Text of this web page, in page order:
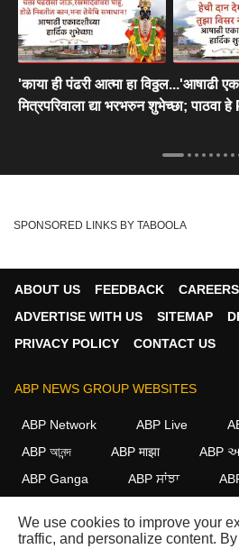
'काया ही पंढरी आत्मा हा विठ्ठल...'आषाढी
मित्रपरिवाला द्या भरभरुन शुभेच्छा; पाठवा
SPONSORED LINKS BY TABOOLA
ABOUT US FEEDBACK
CAREERS
ADVERTISE WITH US
SITEMAP
PRIVACY POLICY
CONTACT US
ABP NEWS GROUP WEBSITES
ABP Network ABP Live
ABP আনন্দ
ABP माझा
ABP
ABP Ganga
ABP ਸਾਂਝਾ
FOLLOW US
We use cookies to improve your
traffic, and personalize content.